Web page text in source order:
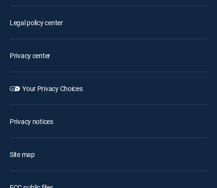
Legal policy center
Privacy center
Your Privacy Choices
Privacy notices
Site map